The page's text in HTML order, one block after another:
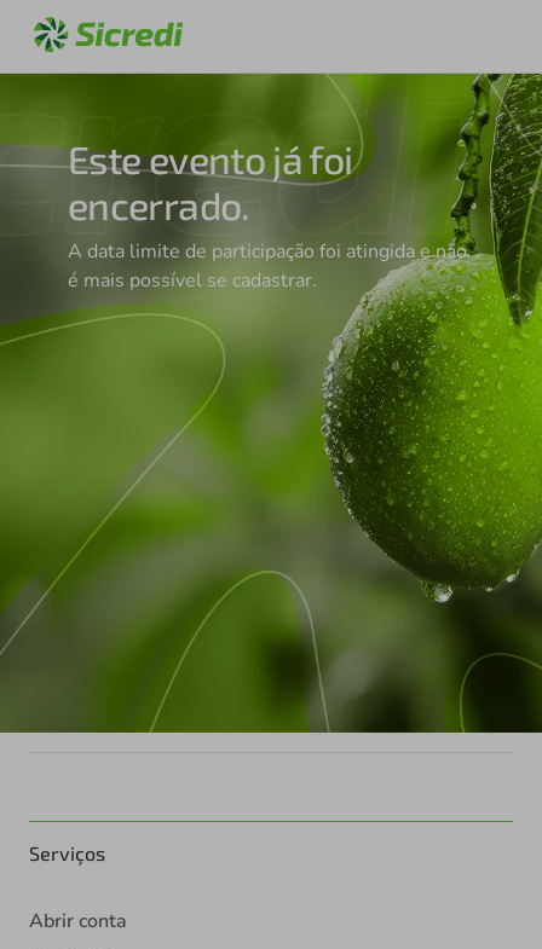
Este evento já foi
encerrado.
A data limite de participação foi atingida e não
é mais possível se cadastrar.
Serviços
Abrir conta